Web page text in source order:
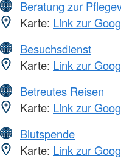
Beratung zur
Karte: Link zur
Besuchsdienst
Karte: Link zur
Betreutes Reisen
Karte: Link zur
Blutspende
Karte: Link zur